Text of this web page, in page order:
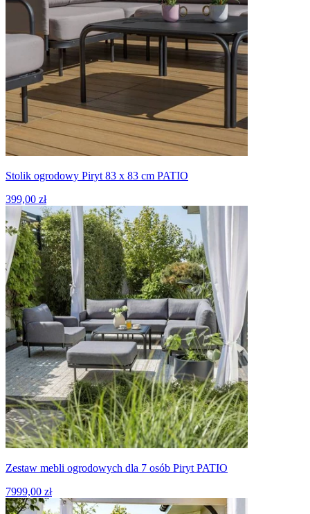
Stolik ogrodowy Piryt 83 x 83 cm PATIO
399,00 zł
Zestaw mebli ogrodowych dla 7 osób Piryt PATIO
7999,00 zł